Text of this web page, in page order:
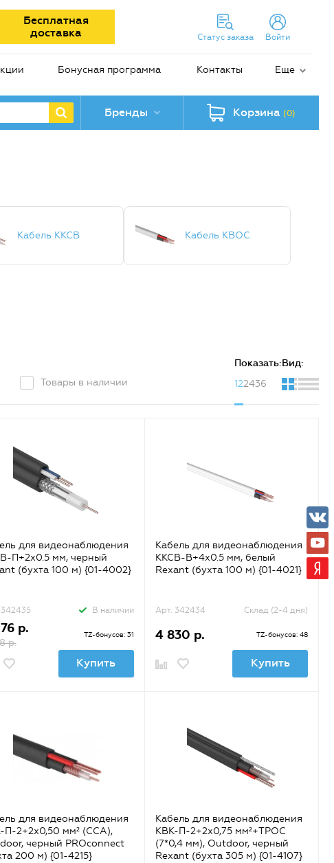
Бесплатная
доставка
Статус заказа Войти
Бонусная программа Контакты Еще
Бренды Корзина (0)
Кабель ККСВ Кабель КВОС
Товары в наличии
Показать:
122436
Вид:
для видеонаблюдения
П+2х0.5 мм, черный
(бухта 100 м) {01-4002}
В наличии
р.
р.
TZ-бонусов: 31
Купить
Кабель для видеонаблюдения
ККСВ-В+4х0.5 мм, белый
Rexant (бухта 100 м) {01-4021}
Арт. 342434 Склад (2-4 дня)
4 830 р. TZ-бонусов: 48
Купить
для видеонаблюдения
П-2+2х0,50 мм² (CCA),
черный PROconnect
200 м) {01-4215}
Кабель для видеонаблюдения
КВК-П-2+2x0,75 мм²+ТРОС
(7*0,4 мм), Outdoor, черный
Rexant (бухта 305 м) {01-4107}